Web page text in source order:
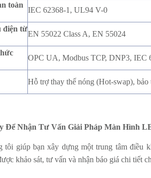
toàn
IEC 62368-1, UL94 V-0
điện từ
EN 55022 Class A, EN 55024
OPC UA, Modbus TCP, DNP3, IEC
Hỗ trợ thay thế nóng (Hot-swap), bảo
Để Nhận Tư Vấn Giải Pháp Màn Hình
tôi giúp bạn xây dựng một trung tâm điều
khảo sát, tư vấn và nhận báo giá chi tiết